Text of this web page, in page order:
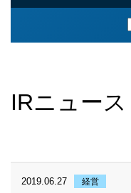
IRニュース
2019.06.27 経営